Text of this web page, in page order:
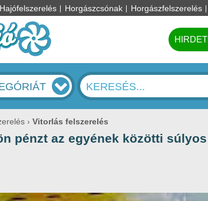
Hajófelszerelés Horgászcsónak Horgászfelszerelés
Vitorlás felszerelés
pénzt az egyének közötti súlyos